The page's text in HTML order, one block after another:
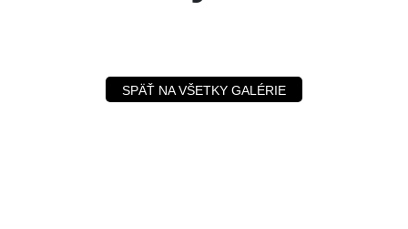
SPÄŤ NA VŠETKY GALÉRIE